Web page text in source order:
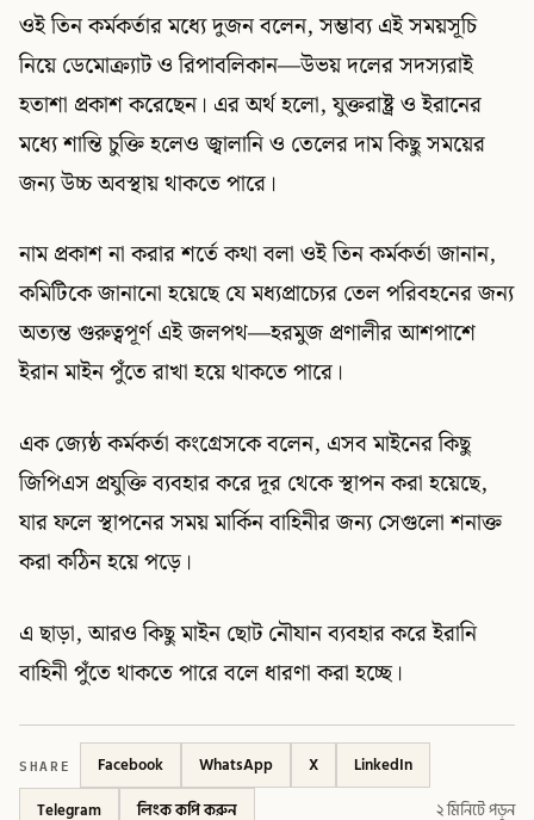
ওই তিন কর্মকর্তার মধ্যে দুজন বলেন, সম্ভাব্য এই সময়সূচি
নিয়ে ডেমোক্র্যাট ও রিপাবলিকান—উভয় দলের সদস্যরাই
হতাশা প্রকাশ করেছেন। এর অর্থ হলো, যুক্তরাষ্ট্র ও ইরানের
মধ্যে শান্তি চুক্তি হলেও জ্বালানি ও তেলের দাম কিছু সময়ের
জন্য উচ্চ অবস্থায় থাকতে পারে।
নাম প্রকাশ না করার শর্তে কথা বলা ওই তিন কর্মকর্তা জানান,
কমিটিকে জানানো হয়েছে যে মধ্যপ্রাচ্যের তেল পরিবহনের জন্য
অত্যন্ত গুরুত্বপূর্ণ এই জলপথ—হরমুজ প্রণালীর আশপাশে
ইরান মাইন পুঁতে রাখা হয়ে থাকতে পারে।
এক জ্যেষ্ঠ কর্মকর্তা কংগ্রেসকে বলেন, এসব মাইনের কিছু
জিপিএস প্রযুক্তি ব্যবহার করে দূর থেকে স্থাপন করা হয়েছে,
যার ফলে স্থাপনের সময় মার্কিন বাহিনীর জন্য সেগুলো শনাক্ত
করা কঠিন হয়ে পড়ে।
এ ছাড়া, আরও কিছু মাইন ছোট নৌযান ব্যবহার করে ইরানি
বাহিনী পুঁতে থাকতে পারে বলে ধারণা করা হচ্ছে।
SHARE Facebook WhatsApp X
LinkedIn
Telegram
লিংক কপি করুন ২ মিনিটে পড়ুন